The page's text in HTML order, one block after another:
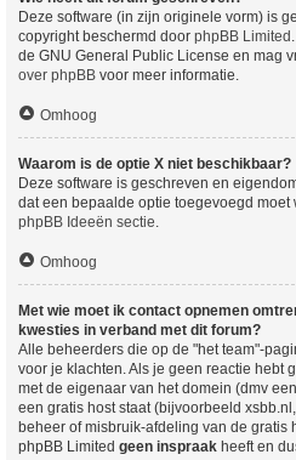
Deze software (in zijn originele vorm) is
copyright beschermd door phpBB Limited
de GNU General Public License en mag
over phpBB voor meer informatie.
Omhoog
Waarom is de optie X niet beschikbaar?
Deze software is geschreven en
dat een bepaalde optie toegevoegd moet
phpBB Ideeën sectie.
Omhoog
Met wie moet ik contact opnemen
kwesties in verband met dit forum?
Alle beheerders die op de "het team"-
voor je klachten. Als je geen reactie hebt
met de eigenaar van het domein (dmv een
een gratis host staat (bijvoorbeeld
beheer of misbruik-afdeling van de gratis
phpBB Limited geen inspraak heeft en